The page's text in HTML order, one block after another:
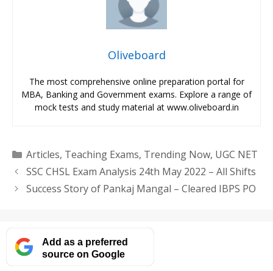
Oliveboard
The most comprehensive online preparation portal for
MBA, Banking and Government exams. Explore a range of
mock tests and study material at www.oliveboard.in
Categories
Articles, Teaching Exams, Trending Now, UGC NET
SSC CHSL Exam Analysis 24th May 2022 – All Shifts
Success Story of Pankaj Mangal – Cleared IBPS PO
Add as a preferred
source on Google